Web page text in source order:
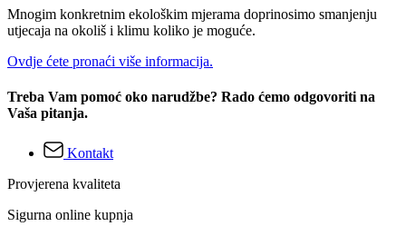
Mnogim konkretnim ekološkim mjerama doprinosimo smanjenju
utjecaja na okoliš i klimu koliko je moguće.
Ovdje ćete pronaći više informacija.
Treba Vam pomoć oko narudžbe? Rado ćemo odgovoriti na
Vaša pitanja.
Kontakt
Provjerena kvaliteta
Sigurna online kupnja